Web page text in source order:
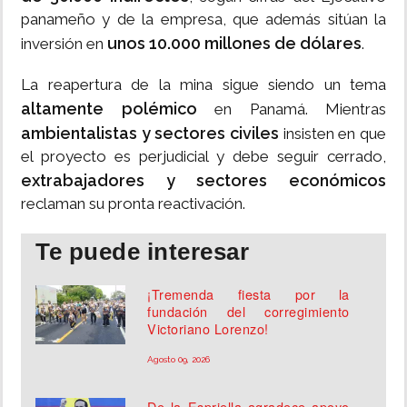
panameño y de la empresa, que además sitúan la
inversión en unos 10.000 millones de dólares.
La reapertura de la mina sigue siendo un tema
altamente polémico en Panamá. Mientras
ambientalistas y sectores civiles insisten en que
el proyecto es perjudicial y debe seguir cerrado,
extrabajadores y sectores económicos
reclaman su pronta reactivación.
Te puede interesar
¡Tremenda fiesta por la
fundación del corregimiento
Victoriano Lorenzo!
Agosto 09, 2026